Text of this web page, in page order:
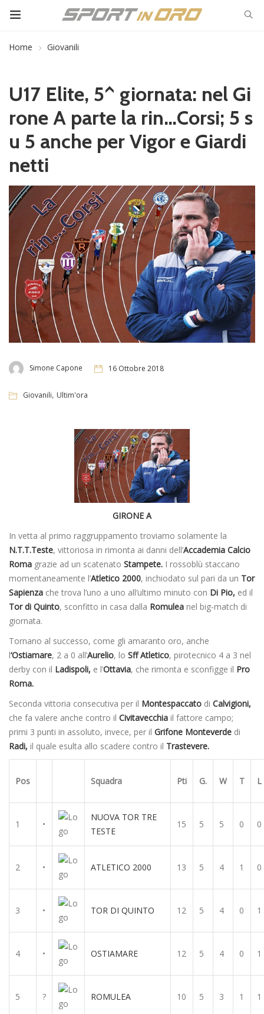
Home Giovanili
U17 Elite, 5^ giornata: nel Gi
rone A parte la rin…Corsi; 5 s
u 5 anche per Vigor e Giardi
netti
Simone Capone 16 Ottobre 2018
Giovanili, Ultim'ora
GIRONE A
In vetta al primo raggruppamento troviamo solamente la
N.T.T.Teste, vittoriosa in rimonta ai danni dell’Accademia Calcio
Roma grazie ad un scatenato Stampete. I rossoblù staccano
momentaneamente l’Atletico 2000, inchiodato sul pari da un Tor
Sapienza che trova l’uno a uno all’ultimo minuto con Di Pio, ed il
Tor di Quinto, sconfitto in casa dalla Romulea nel big-match di
giornata.
Tornano al successo, come gli amaranto oro, anche
l‘Ostiamare, 2 a 0 all’Aurelio, lo Sff Atletico, pirotecnico 4 a 3 nel
derby con il Ladispoli, e l’Ottavia, che rimonta e sconfigge il Pro
Roma.
Seconda vittoria consecutiva per il Montespaccato di Calvigioni,
che fa valere anche contro il Civitavecchia il fattore campo;
primi 3 punti in assoluto, invece, per il Grifone Monteverde di
Radi, il quale esulta allo scadere contro il Trastevere.
Pos Squadra Pti G. W T L
1 •
NUOVA TOR TRE
TESTE
15 5 5 0 0
2 • ATLETICO 2000 13 5 4 1 0
3 • TOR DI QUINTO 12 5 4 0 1
4 • OSTIAMARE 12 5 4 0 1
5 ? ROMULEA 10 5 3 1 1